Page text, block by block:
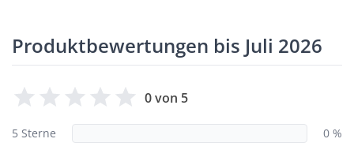
Produktbewertungen bis Juli 2026
0 von 5
5 Sterne
0 %